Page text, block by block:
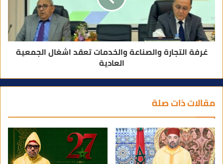
غرفة التجارة والصناعة والخدمات تعقد اشغال الجمعية
العادية
مقالات ذات صلة